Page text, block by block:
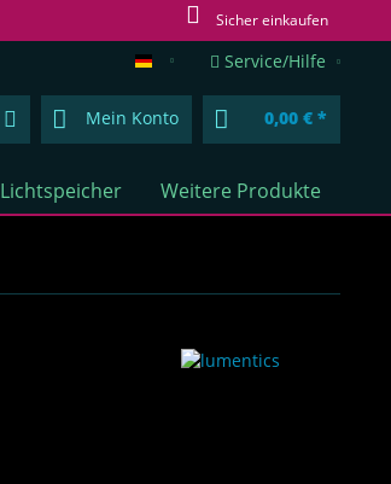
Sicher einkaufen
lumentics.de (DE)
Service/Hilfe
Mein Konto 0,00 € *
Lichtspeicher Weitere Produkte